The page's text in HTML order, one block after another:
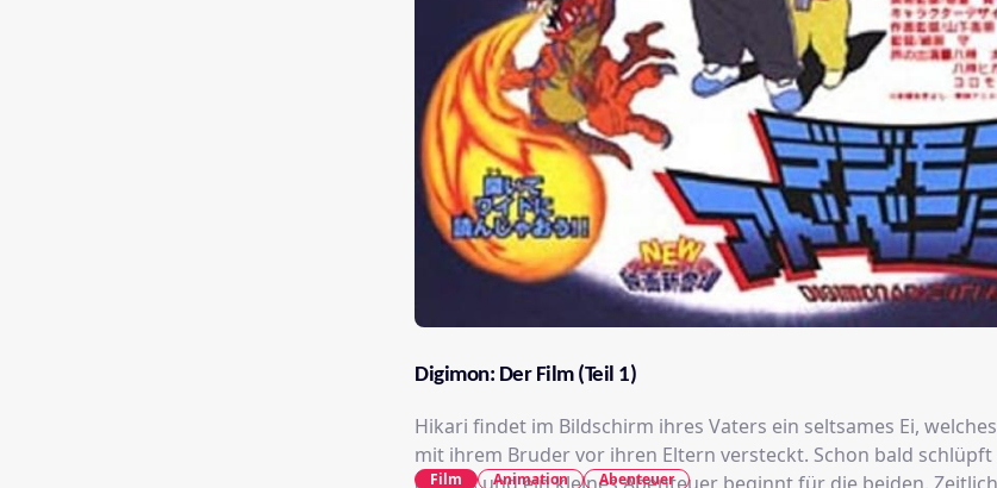
Digimon: Der Film (Teil 1)
Hikari findet im Bildschirm ihres Vaters ein seltsames Ei,
mit ihrem Bruder vor ihren Eltern versteckt. Schon bald
Film Animation Abenteuer